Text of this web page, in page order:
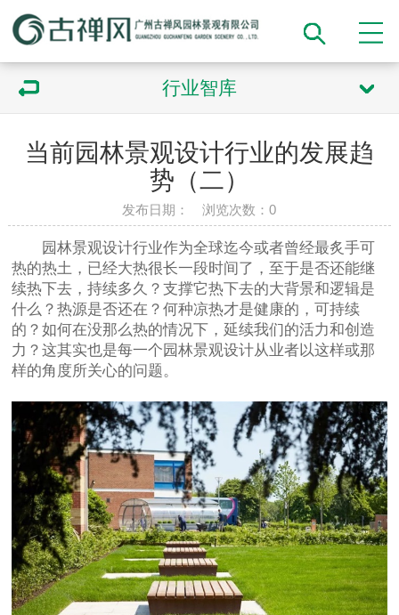
行业智库
当前园林景观设计行业的发展趋
势（二）
发布日期： 浏览次数：0
园林景观设计行业作为全球迄今或者曾经最炙手可
热的热土，已经大热很长一段时间了，至于是否还能继
续热下去，持续多久？支撑它热下去的大背景和逻辑是
什么？热源是否还在？何种凉热才是健康的，可持续
的？如何在没那么热的情况下，延续我们的活力和创造
力？这其实也是每一个园林景观设计从业者以这样或那
样的角度所关心的问题。